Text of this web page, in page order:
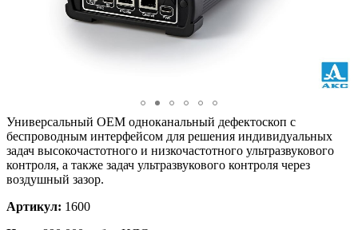
Универсальный OEM одноканальный дефектоскоп с
беспроводным интерфейсом для решения индивидуальных
задач высокочастотного и низкочастотного ультразвукового
контроля, а также задач ультразвукового контроля через
воздушный зазор.
Артикул: 1600